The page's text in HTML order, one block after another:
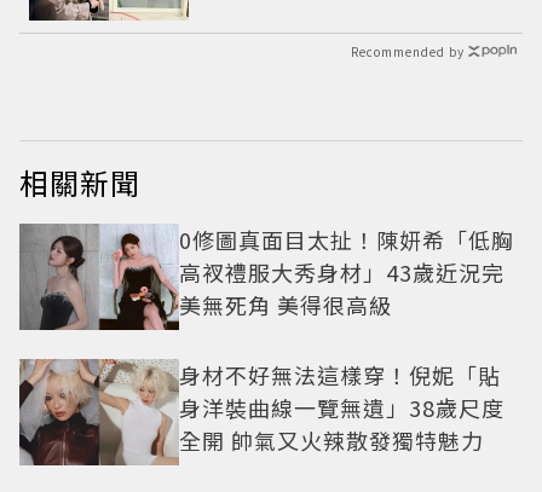
Recommended by
相關新聞
0修圖真面目太扯！陳妍希「低胸
高衩禮服大秀身材」43歲近況完
美無死角 美得很高級
身材不好無法這樣穿！倪妮「貼
身洋裝曲線一覽無遺」38歲尺度
全開 帥氣又火辣散發獨特魅力